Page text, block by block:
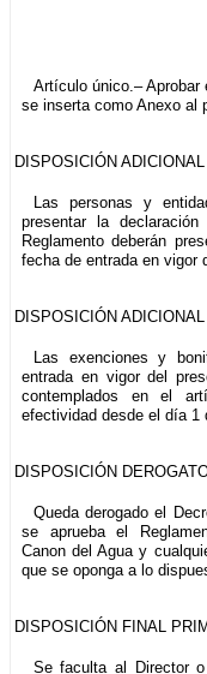
Artículo único.–
se inserta como Anexo al
DISPOSICIÓN
Las personas y
presentar la
Reglamento deberán
fecha de entrada en vigor
DISPOSICIÓN
Las exenciones y
entrada en vigor del
contemplados en el
efectividad desde el día 1
DISPOSICIÓN
Queda derogado el
se aprueba el
Canon del Agua y
que se oponga a lo
DISPOSICIÓN FINAL
Se faculta al Director